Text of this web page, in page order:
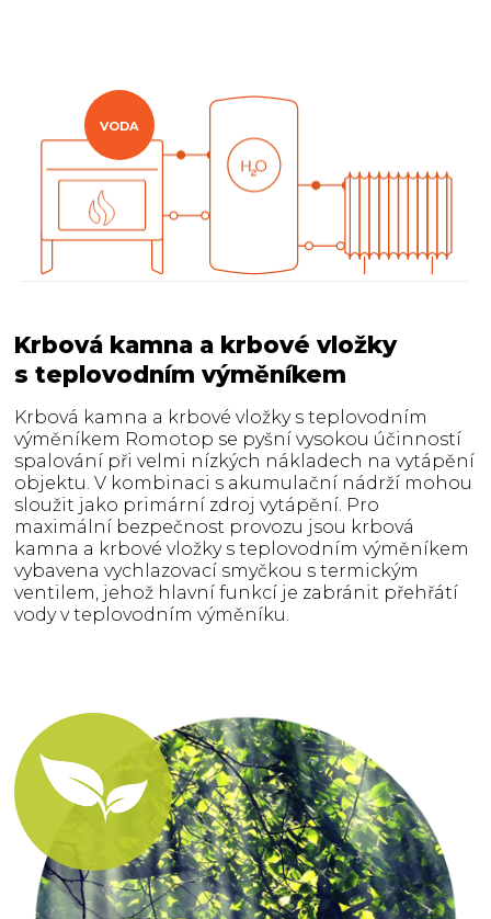
VODA
Krbová kamna a krbové vložky
s teplovodním výměníkem
Krbová kamna a krbové vložky s teplovodním
výměníkem Romotop se pyšní vysokou účinností
spalování při velmi nízkých nákladech na vytápění
objektu. V kombinaci s akumulační nádrží mohou
sloužit jako primární zdroj vytápění. Pro
maximální bezpečnost provozu jsou krbová
kamna a krbové vložky s teplovodním výměníkem
vybavena vychlazovací smyčkou s termickým
ventilem, jehož hlavní funkcí je zabránit přehřátí
vody v teplovodním výměníku.